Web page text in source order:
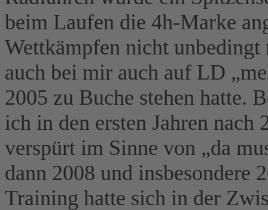
beim Laufen die 4h-Marke
Wettkämpfen nicht
auch bei mir auch auf LD
2005 zu Buche stehen hatte.
ich in den ersten Jahren
verspürt im Sinne von „da
dann 2008 und insbesondere
Training hatte sich in der